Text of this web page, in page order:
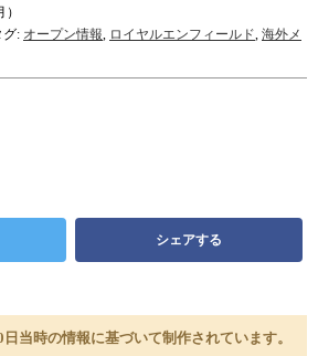
: オープン情報, ロイヤルエンフィールド, 海外メ
シェアする
当時の情報に基づいて制作されています。